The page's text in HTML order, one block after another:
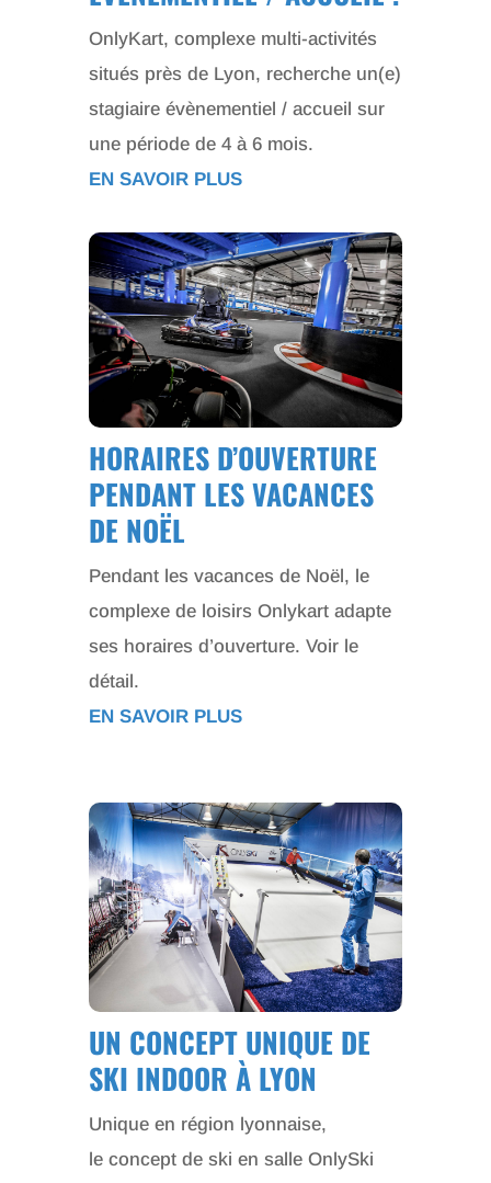
OnlyKart, complexe multi-activités
situés près de Lyon, recherche un(e)
stagiaire évènementiel / accueil sur
une période de 4 à 6 mois.
EN SAVOIR PLUS
HORAIRES D’OUVERTURE
PENDANT LES VACANCES
DE NOËL
Pendant les vacances de Noël, le
complexe de loisirs Onlykart adapte
ses horaires d’ouverture. Voir le
détail.
EN SAVOIR PLUS
UN CONCEPT UNIQUE DE
SKI INDOOR À LYON
Unique en région lyonnaise,
le concept de ski en salle OnlySki